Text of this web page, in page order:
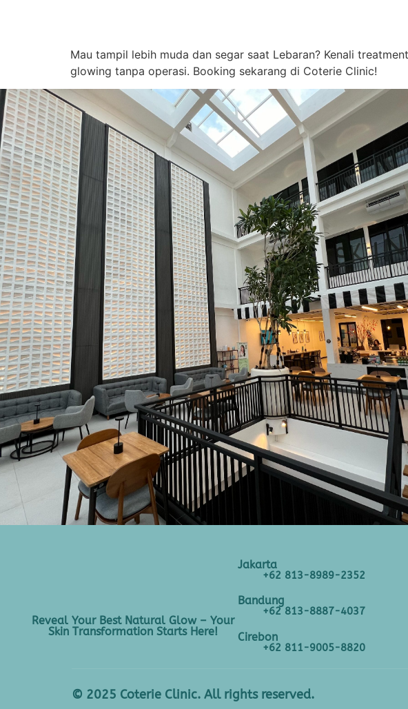
Mau tampil lebih muda dan segar saat Lebaran? Kenali
glowing tanpa operasi. Booking sekarang di Coterie Clinic!
Reveal Your Best Natural Glow – Your
Skin Transformation Starts Here!
Jakarta
+62 813-8989-2352
Bandung
+62 813-8887-4037
Cirebon
+62 811-9005-8820
© 2025 Coterie Clinic. All rights reserved.